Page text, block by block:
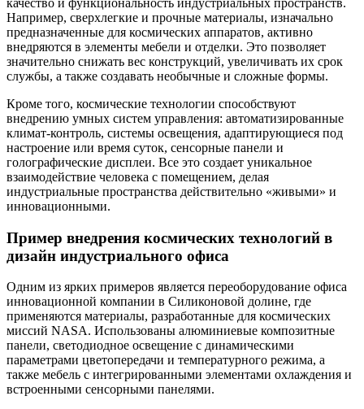
Например, сверхлегкие и прочные материалы, изначально
предназначенные для космических аппаратов, активно
внедряются в элементы мебели и отделки. Это позволяет
значительно снижать вес конструкций, увеличивать их срок
службы, а также создавать необычные и сложные формы.
Кроме того, космические технологии способствуют
внедрению умных систем управления: автоматизированные
климат-контроль, системы освещения, адаптирующиеся под
настроение или время суток, сенсорные панели и
голографические дисплеи. Все это создает уникальное
взаимодействие человека с помещением, делая
индустриальные пространства действительно «живыми» и
инновационными.
Пример внедрения космических технологий в
дизайн индустриального офиса
Одним из ярких примеров является переоборудование офиса
инновационной компании в Силиконовой долине, где
применяются материалы, разработанные для космических
миссий NASA. Использованы алюминиевые композитные
панели, светодиодное освещение с динамическими
параметрами цветопередачи и температурного режима, а
также мебель с интегрированными элементами охлаждения и
встроенными сенсорными панелями.